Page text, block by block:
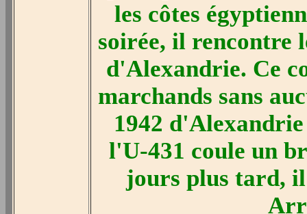
les côtes
soirée, il rencontre
d'Alexandrie. Ce
marchands sans
1942
l'U-431 coule un
jours plus tard,